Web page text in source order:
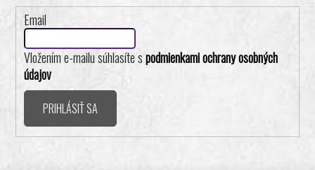
Email
Vložením e-mailu súhlasíte spodmienkami ochrany osobných
údajov
PRIHLÁSIŤ SA